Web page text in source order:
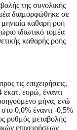
της συνολικής
διαμορφώθηκε σε
καθαρή ροή
ιδιωτικό τομέα
καθαρής ροής
τις επιχειρήσεις,
εκατ. ευρώ, έναντι
μήνα, ενώ
0,0% έναντι -0,5%
ρυθμός μεταβολής
επιχειρήσεων